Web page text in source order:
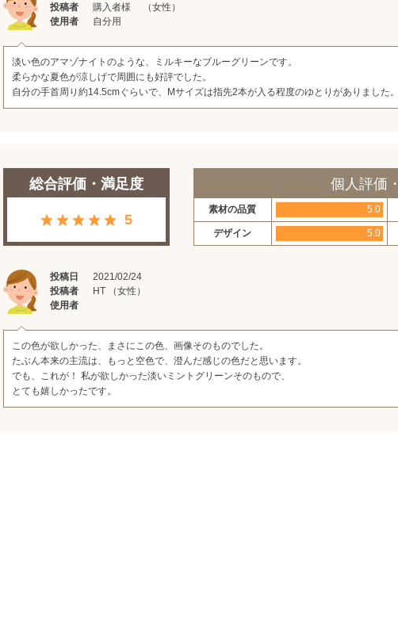
投稿者
購入者様 （女性）
使用者
自分用
淡い色のアマゾナイトのような、ミルキーなブルーグリーンです。
柔らかな夏色が涼しげで周囲にも好評でした。
自分の手首周り約14.5cmぐらいで、Mサイズは指先2本が入る程度のゆとりがありました
総合評価・満足度
5
個人評価
素材の品質 5.0
デザイン 5.0
投稿日
2021/02/24
投稿者
HT （女性）
使用者
この色が欲しかった、まさにこの色、画像そのものでした。
たぶん本来の主流は、もっと空色で、澄んだ感じの色だと思います。
でも、これが！ 私が欲しかった淡いミントグリーンそのもので、
とても嬉しかったです。